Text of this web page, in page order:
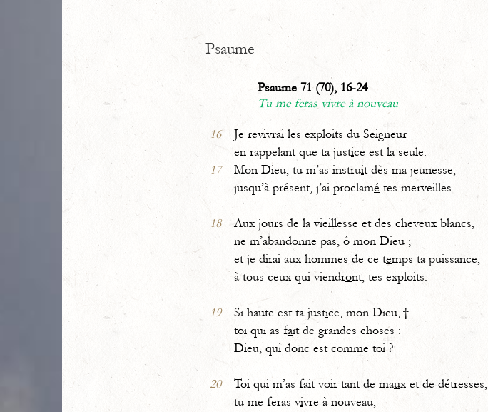
Psaume
Psaume 71 (70), 16-24
Tu me feras vivre à nouveau
16 Je revivrai les exploits du Seigneur
en rappelant que ta justice est la seule.
17
Mon Dieu, tu m’as instruit dès ma jeunesse,
jusqu’à présent, j’ai proclamé tes merveilles.
18 Aux jours de la vieillesse et des cheveux blancs,
ne m’abandonne pas, ô mon Dieu ;
et je dirai aux hommes de ce temps ta puissance,
à tous ceux qui viendront, tes exploits.
19 Si haute est ta justice, mon Dieu, †
toi qui as fait de grandes choses :
Dieu, qui donc est comme toi ?
20 Toi qui m’as fait voir tant de maux et de détresses,
tu me feras vivre à nouveau,